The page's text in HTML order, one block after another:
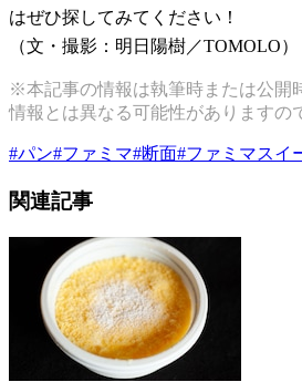
はぜひ探してみてください！
（文・撮影：明日陽樹／TOMOLO）
※本記事の情報は執筆時または公開
情報とは異なる可能性がありますの
#パン#ファミマ#断面#ファミマスイ
関連記事